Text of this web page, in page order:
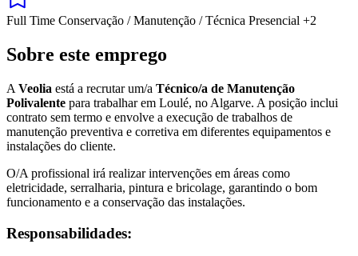
Full Time Conservação / Manutenção / Técnica Presencial +2
Sobre este emprego
A Veolia está a recrutar um/a Técnico/a de Manutenção
Polivalente para trabalhar em Loulé, no Algarve. A posição inclui
contrato sem termo e envolve a execução de trabalhos de
manutenção preventiva e corretiva em diferentes equipamentos e
instalações do cliente.
O/A profissional irá realizar intervenções em áreas como
eletricidade, serralharia, pintura e bricolage, garantindo o bom
funcionamento e a conservação das instalações.
Responsabilidades: